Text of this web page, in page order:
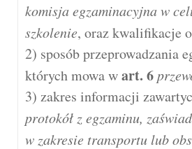
komisja egzaminacyjna w
szkolenie, oraz kwalifikacje
2) sposób przeprowadzania
których mowa wart. 6
3) zakres informacji
protokół z egzaminu,
w zakresie transportu lub